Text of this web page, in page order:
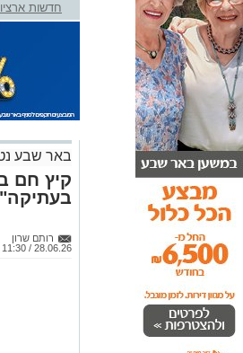
עסקים
חדשות
באר שבע
קיץ חם
רותם שרון
28.06.26 / 11:30